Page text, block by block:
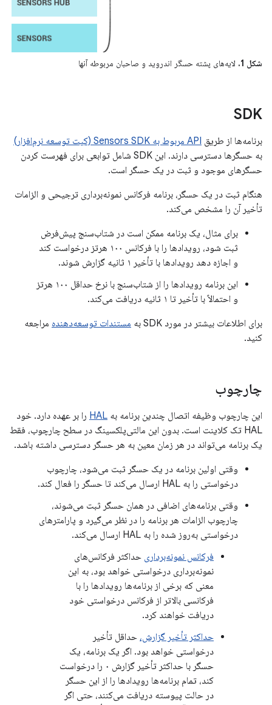
شکل 1. لایه‌های پشته حسگر اندروید و صاحبان مربوطه آنها
SDK
برنامه‌ها از طریق API مربوط به Sensors SDK (کیت توسعه نرم‌افزار)
به حسگرها دسترسی دارند. این SDK شامل توابعی برای فهرست کردن
حسگرهای موجود و ثبت در یک حسگر است.
هنگام ثبت در یک حسگر، برنامه فرکانس نمونه‌برداری ترجیحی و الزامات
تأخیر آن را مشخص می‌کند.
برای مثال، یک برنامه ممکن است در شتاب‌سنج پیش‌فرض
ثبت شود، رویدادها را با فرکانس ۱۰۰ هرتز درخواست کند
و اجازه دهد رویدادها با تأخیر ۱ ثانیه گزارش شوند.
این برنامه رویدادها را از شتاب‌سنج با نرخ حداقل ۱۰۰ هرتز
و احتمالاً با تأخیر تا ۱ ثانیه دریافت می‌کند.
برای اطلاعات بیشتر در مورد SDK به
مستندات توسعه‌دهنده مراجعه
کنید.
چارچوب
این چارچوب وظیفه اتصال چندین برنامه به HAL را بر عهده دارد. خود
HAL تک کلاینت است. بدون این مالتی‌پلکسینگ در سطح چارچوب، فقط
یک برنامه می‌تواند در هر زمان معین به هر حسگر دسترسی داشته باشد.
وقتی اولین برنامه در یک حسگر ثبت می‌شود، چارچوب
درخواستی را به HAL ارسال می‌کند تا حسگر را فعال کند.
وقتی برنامه‌های اضافی در همان حسگر ثبت می‌شوند،
چارچوب الزامات هر برنامه را در نظر می‌گیرد و پارامترهای
درخواستی به‌روز شده را به HAL ارسال می‌کند.
فرکانس نمونه‌برداری حداکثر فرکانس‌های
نمونه‌برداری درخواستی خواهد بود، به این
معنی که برخی از برنامه‌ها رویدادها را با
فرکانسی بالاتر از فرکانس درخواستی خود
دریافت خواهند کرد.
حداکثر تأخیر گزارش، حداقل تأخیر
درخواستی خواهد بود. اگر یک برنامه، یک
حسگر با حداکثر تأخیر گزارش ۰ را درخواست
کند، تمام برنامه‌ها رویدادها را از این حسگر
در حالت پیوسته دریافت می‌کنند، حتی اگر